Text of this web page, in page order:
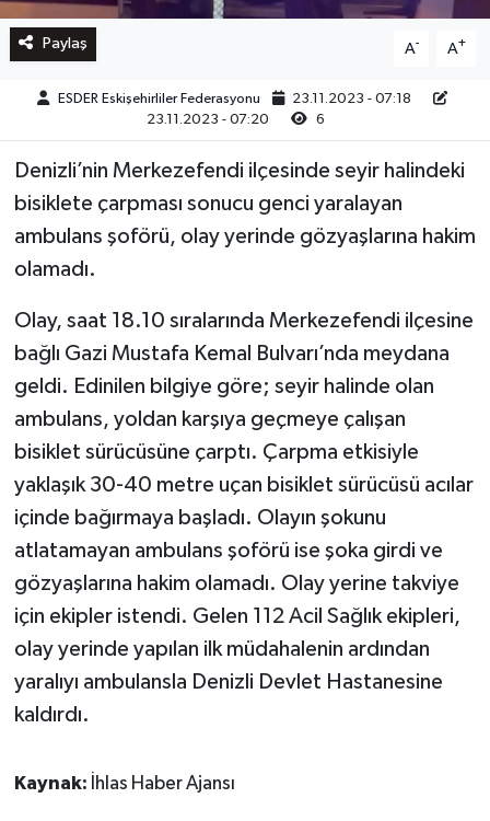
Paylaş A- A+
ESDER Eskişehirliler Federasyonu
23.11.2023 - 07:18
23.11.2023 - 07:20
6
Denizli’nin Merkezefendi ilçesinde seyir halindeki
bisiklete çarpması sonucu genci yaralayan
ambulans şoförü, olay yerinde gözyaşlarına hakim
olamadı.
Olay, saat 18.10 sıralarında Merkezefendi ilçesine
bağlı Gazi Mustafa Kemal Bulvarı’nda meydana
geldi. Edinilen bilgiye göre; seyir halinde olan
ambulans, yoldan karşıya geçmeye çalışan
bisiklet sürücüsüne çarptı. Çarpma etkisiyle
yaklaşık 30-40 metre uçan bisiklet sürücüsü acılar
içinde bağırmaya başladı. Olayın şokunu
atlatamayan ambulans şoförü ise şoka girdi ve
gözyaşlarına hakim olamadı. Olay yerine takviye
için ekipler istendi. Gelen 112 Acil Sağlık ekipleri,
olay yerinde yapılan ilk müdahalenin ardından
yaralıyı ambulansla Denizli Devlet Hastanesine
kaldırdı.
Kaynak: İhlas Haber Ajansı